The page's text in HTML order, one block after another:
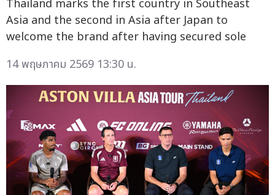
Thailand marks the first country in Southeast
Asia and the second in Asia after Japan to
welcome the brand after having secured sole
14 พฤษภาคม 2569 13:30 น.